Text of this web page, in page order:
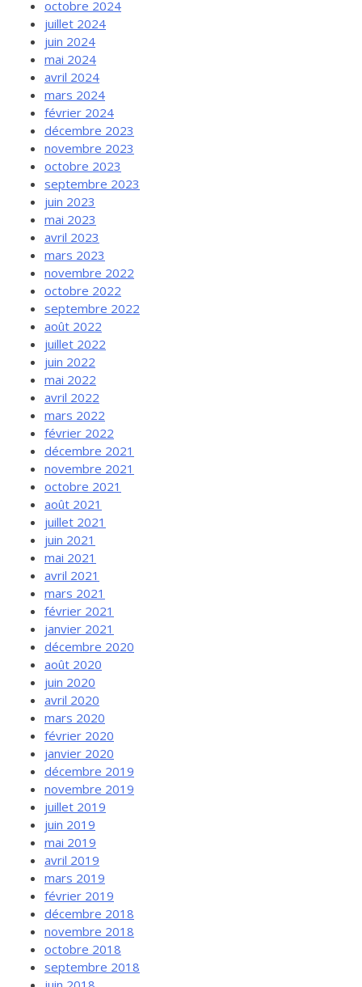
octobre 2024
juillet 2024
juin 2024
mai 2024
avril 2024
mars 2024
février 2024
décembre 2023
novembre 2023
octobre 2023
septembre 2023
juin 2023
mai 2023
avril 2023
mars 2023
novembre 2022
octobre 2022
septembre 2022
août 2022
juillet 2022
juin 2022
mai 2022
avril 2022
mars 2022
février 2022
décembre 2021
novembre 2021
octobre 2021
août 2021
juillet 2021
juin 2021
mai 2021
avril 2021
mars 2021
février 2021
janvier 2021
décembre 2020
août 2020
juin 2020
avril 2020
mars 2020
février 2020
janvier 2020
décembre 2019
novembre 2019
juillet 2019
juin 2019
mai 2019
avril 2019
mars 2019
février 2019
décembre 2018
novembre 2018
octobre 2018
septembre 2018